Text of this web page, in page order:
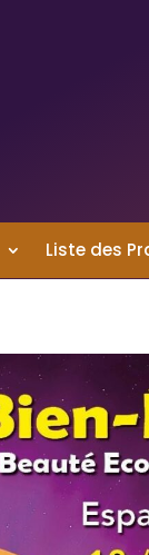
Liste des